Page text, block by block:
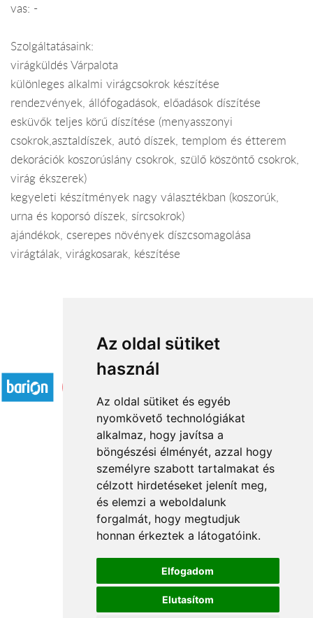
Az oldal sütiket
használ
Az oldal sütiket és egyéb
nyomkövető technológiákat
alkalmaz, hogy javítsa a
böngészési élményét, azzal hogy
személyre szabott tartalmakat és
célzott hirdetéseket jelenít meg,
és elemzi a weboldalunk
forgalmát, hogy megtudjuk
honnan érkeztek a látogatóink.
Elfogadom
Elutasítom
vas: -
Szolgáltatásaink:
virágküldés Várpalota
különleges alkalmi virágcsokrok készítése
rendezvények, állófogadások, előadások díszítése
esküvők teljes körű díszítése (menyasszonyi
csokrok,asztaldíszek, autó díszek, templom és étterem
dekorációk koszorúslány csokrok, szülő köszöntő csokrok,
virág ékszerek)
kegyeleti készítmények nagy választékban (koszorúk,
urna és koporsó díszek, sírcsokrok)
ajándékok, cserepes növények díszcsomagolása
virágtálak, virágkosarak, készítése
Elfogadott fizetési módok
Rólunk
Általános információ
Kapcsolat
Partnereink
Virágüzletek
Á.SZ.F.
Impresszum
Adatkezelési tájékoztató